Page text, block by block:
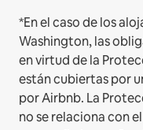
*En el caso de los
Washington, las
en virtud de la
están cubiertas por
por Airbnb. La
no se relaciona con